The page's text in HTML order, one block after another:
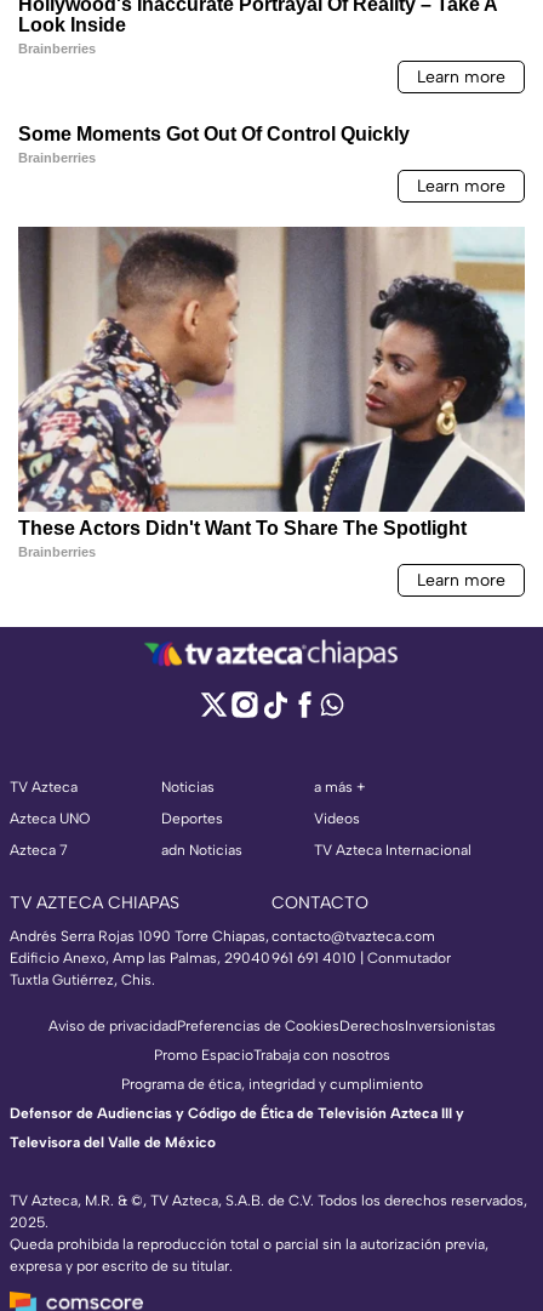
TV Azteca
Azteca UNO
Azteca 7
Noticias
Deportes
adn Noticias
a más +
Videos
TV Azteca Internacional
TV AZTECA CHIAPAS
Andrés Serra Rojas 1090 Torre Chiapas,
Edificio Anexo, Amp las Palmas, 29040
Tuxtla Gutiérrez, Chis.
CONTACTO
contacto@tvazteca.com
961 691 4010 | Conmutador
TV Azteca, M.R. & ©, TV Azteca, S.A.B. de C.V. Todos los derechos reservados,
2025.
Queda prohibida la reproducción total o parcial sin la autorización previa,
expresa y por escrito de su titular.
Aviso de privacidadPreferencias de CookiesDerechosInversionistas
Promo EspacioTrabaja con nosotros
Programa de ética, integridad y cumplimiento
Defensor de Audiencias y Código de Ética de Televisión Azteca III y
Televisora del Valle de México